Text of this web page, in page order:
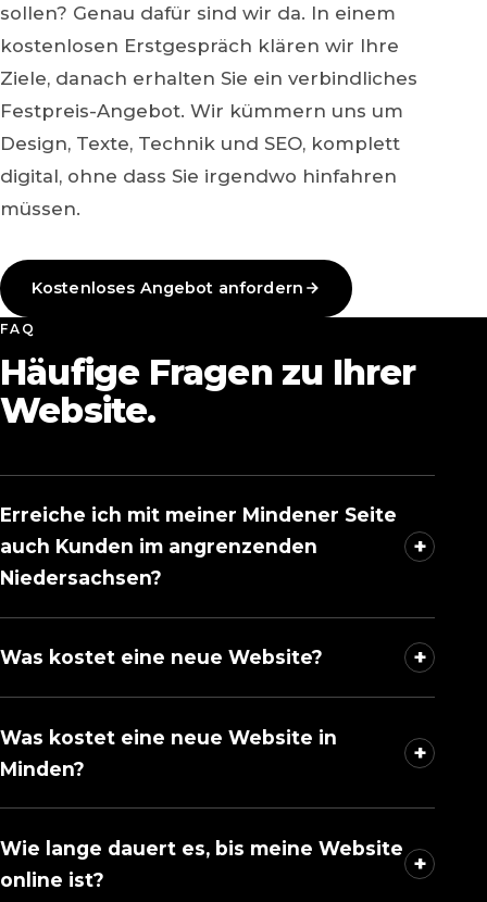
sollen? Genau dafür sind wir da. In einem
kostenlosen Erstgespräch klären wir Ihre
Ziele, danach erhalten Sie ein verbindliches
Festpreis-Angebot. Wir kümmern uns um
Design, Texte, Technik und SEO, komplett
digital, ohne dass Sie irgendwo hinfahren
müssen.
Kostenloses Angebot anfordern
FAQ
Häufige Fragen zu Ihrer
Website.
Erreiche ich mit meiner Mindener Seite
auch Kunden im angrenzenden
Niedersachsen?
+
Was kostet eine neue Website? +
Was kostet eine neue Website in
Minden?
+
Wie lange dauert es, bis meine Website
online ist?
+